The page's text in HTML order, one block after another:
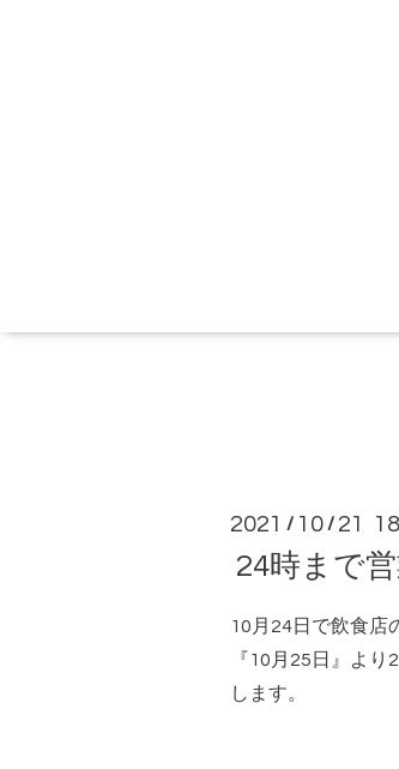
2021 / 10 / 21
24時まで
10月24日で飲食店
『10月25日』よ
します。